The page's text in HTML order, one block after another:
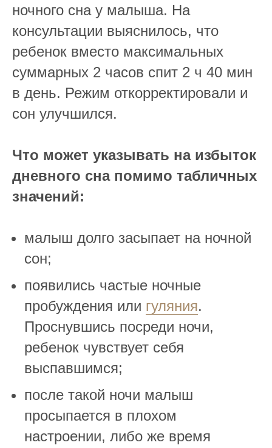
ночного сна у малыша. На
консультации выяснилось, что
ребенок вместо максимальных
суммарных 2 часов спит 2 ч 40 мин
в день. Режим откорректировали и
сон улучшился.
Что может указывать на избыток
дневного сна помимо табличных
значений:
малыш долго засыпает на ночной
сон;
появились частые ночные
пробуждения или гуляния.
Проснувшись посреди ночи,
ребенок чувствует себя
выспавшимся;
после такой ночи малыш
просыпается в плохом
настроении, либо же время